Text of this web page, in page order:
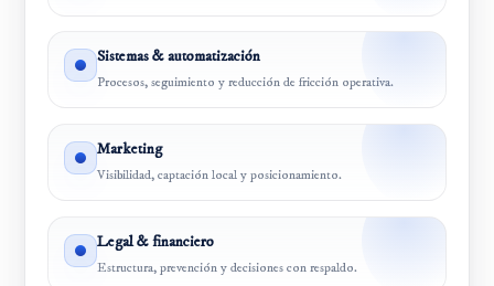
Sistemas & automatización
Procesos, seguimiento y reducción de fricción operativa.
Marketing
Visibilidad, captación local y posicionamiento.
Legal & financiero
Estructura, prevención y decisiones con respaldo.